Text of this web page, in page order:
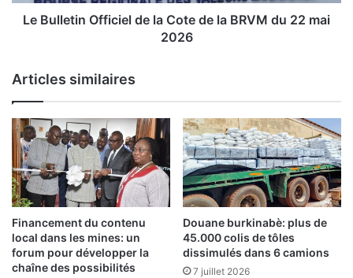
i
x
d
u
m
o
u
t
n
c
o
f
i
c
i
e
l
d
e
l
a
C
o
Le Bulletin Officiel de la Cote de la BRVM du 22 mai
2026
Articles similaires
Financement du contenu
local dans les mines: un
forum pour développer la
chaîne des possibilités
Douane burkinabè: plus de
45.000 colis de tôles
dissimulés dans 6 camions
7 juillet 2026